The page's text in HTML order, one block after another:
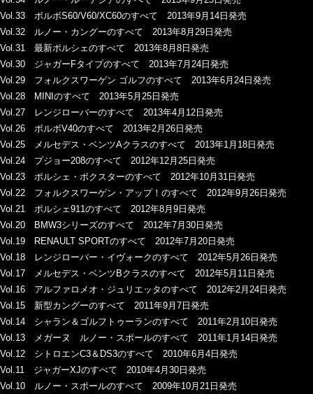
Vol.33 ボルボS60/V60/XC60のすべて 2013年9月14日発売
Vol.32 ルノー・カングーのすべて 2013年8月29日発売
Vol.31 最新ポルシェのすべて 2013年8月8日発売
Vol.30 ジャガーFタイプのすべて 2013年7月24日発売
Vol.29 フォルクスワーゲン ゴルフのすべて 2013年6月24日発売
Vol.28 MINIのすべて 2013年5月25日発売
Vol.27 レンジローバーのすべて 2013年4月12日発売
Vol.26 ボルボV40のすべて 2013年2月26日発売
Vol.25 メルセデス・ベンツAクラスのすべて 2013年1月18日発売
Vol.24 プジョー208のすべて 2012年12月25日発売
Vol.23 ポルシェ・ボクスターのすべて 2012年10月31日発売
Vol.22 フォルクスワーゲン・アップ！のすべて 2012年9月26日発売
Vol.21 ポルシェ911のすべて 2012年8月9日発売
Vol.20 BMW3シリーズのすべて 2012年7月30日発売
Vol.19 RENAULT SPORTのすべて 2012年7月20日発売
Vol.18 レンジローバー・イヴォークのすべて 2012年5月26日発売
Vol.17 メルセデス・ベンツBクラスのすべて 2012年5月11日発売
Vol.16 アルファロメオ・ジュリエッタのすべて 2012年2月24日発売
Vol.15 新型カングーのすべて 2011年9月7日発売
Vol.14 シャラン＆ゴルフトゥーランのすべて 2011年2月10日発売
Vol.13 メガーヌ ルノー・スポールのすべて 2011年1月14日発売
Vol.12 シトロエンC3＆DS3のすべて 2010年6月4日発売
Vol.11 ジャガーXJのすべて 2010年4月30日発売
Vol.10 ルノー・スポールのすべて 2009年10月21日発売